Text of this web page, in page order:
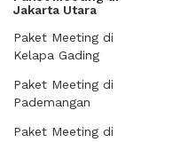
Jakarta Utara
Paket Meeting di
Kelapa Gading
Paket Meeting di
Pademangan
Paket Meeting di